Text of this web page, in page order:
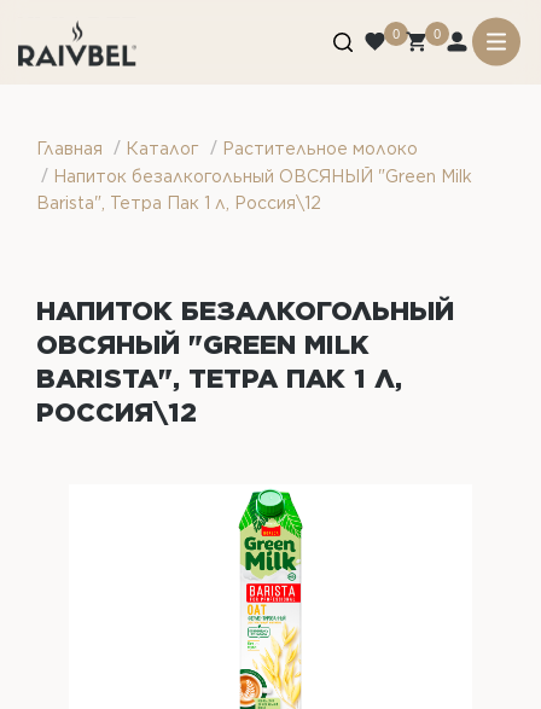
0 0
Главная / Каталог / Растительное молоко
/ Напиток безалкогольный ОВСЯНЫЙ "Green Milk
Barista", Тетра Пак 1 л, Россия\12
НАПИТОК БЕЗАЛКОГОЛЬНЫЙ
ОВСЯНЫЙ "GREEN MILK
BARISTA", ТЕТРА ПАК 1 Л,
РОССИЯ\12